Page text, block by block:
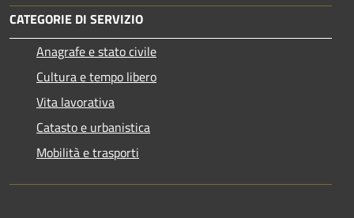
CATEGORIE DI SERVIZIO
Anagrafe e stato civile
Cultura e tempo libero
Vita lavorativa
Catasto e urbanistica
Mobilità e trasporti